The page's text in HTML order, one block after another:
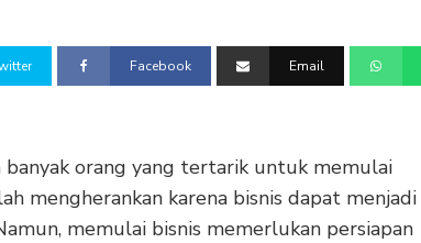
Facebook Email
banyak orang yang tertarik untuk memulai
mengherankan karena bisnis dapat menjadi
memulai bisnis memerlukan persiapan